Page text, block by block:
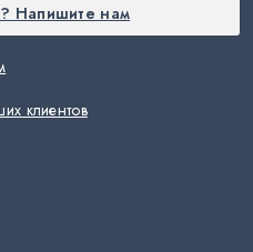
клиентов
Напишите нам